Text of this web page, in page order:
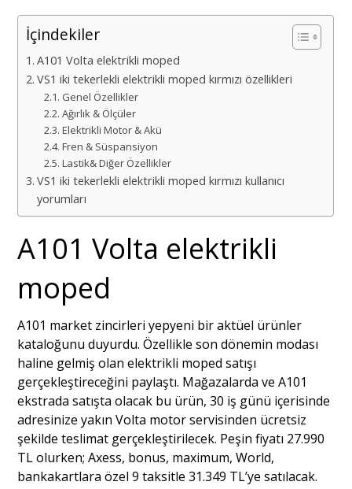
İçindekiler
A101 Volta elektrikli moped
VS1 iki tekerlekli elektrikli moped kırmızı özellikleri
Genel Özellikler
Ağırlık & Ölçüler
Elektrikli Motor & Akü
Fren & Süspansiyon
Lastik& Diğer Özellikler
VS1 iki tekerlekli elektrikli moped kırmızı kullanıcı
yorumları
A101 Volta elektrikli
moped
A101 market zincirleri yepyeni bir aktüel ürünler
kataloğunu duyurdu. Özellikle son dönemin modası
haline gelmiş olan elektrikli moped satışı
gerçekleştireceğini paylaştı. Mağazalarda ve A101
ekstrada satışta olacak bu ürün, 30 iş günü içerisinde
adresinize yakın Volta motor servisinden ücretsiz
şekilde teslimat gerçekleştirilecek. Peşin fiyatı 27.990
TL olurken; Axess, bonus, maximum, World,
bankakartlara özel 9 taksitle 31.349 TL’ye satılacak.